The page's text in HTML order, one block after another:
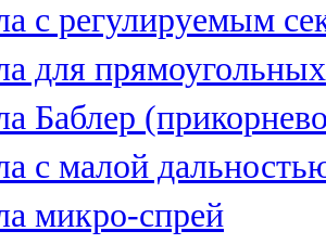
с регулируемым
для
Баблер
с малой
микро-спрей